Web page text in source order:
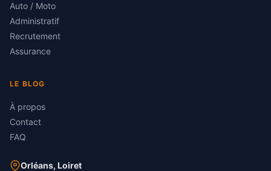
Auto / Moto
Administratif
Recrutement
Assurance
LE BLOG
À propos
Contact
FAQ
Orléans, Loiret